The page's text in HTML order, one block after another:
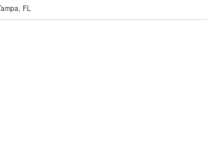
, FL